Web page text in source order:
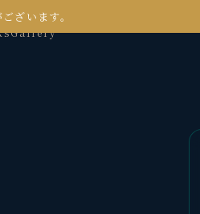
ざいます。
Gallery